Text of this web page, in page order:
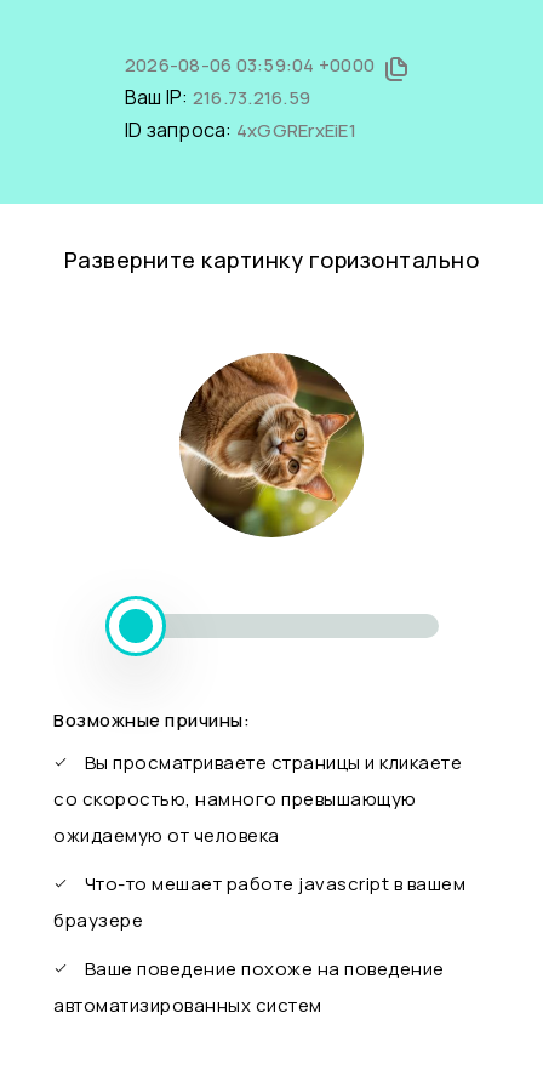
2026-08-06 03:59:04 +0000
Ваш IP: 216.73.216.59
ID запроса: 4xGGRErxEiE1
Разверните картинку горизонтально
Возможные причины:
Вы просматриваете страницы и кликаете
со скоростью, намного превышающую
ожидаемую от человека
Что-то мешает работе javascript в вашем
браузере
Ваше поведение похоже на поведение
автоматизированных систем